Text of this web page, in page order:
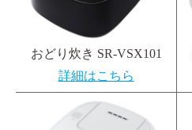
おどり炊き SR-VSX101
詳細はこちら